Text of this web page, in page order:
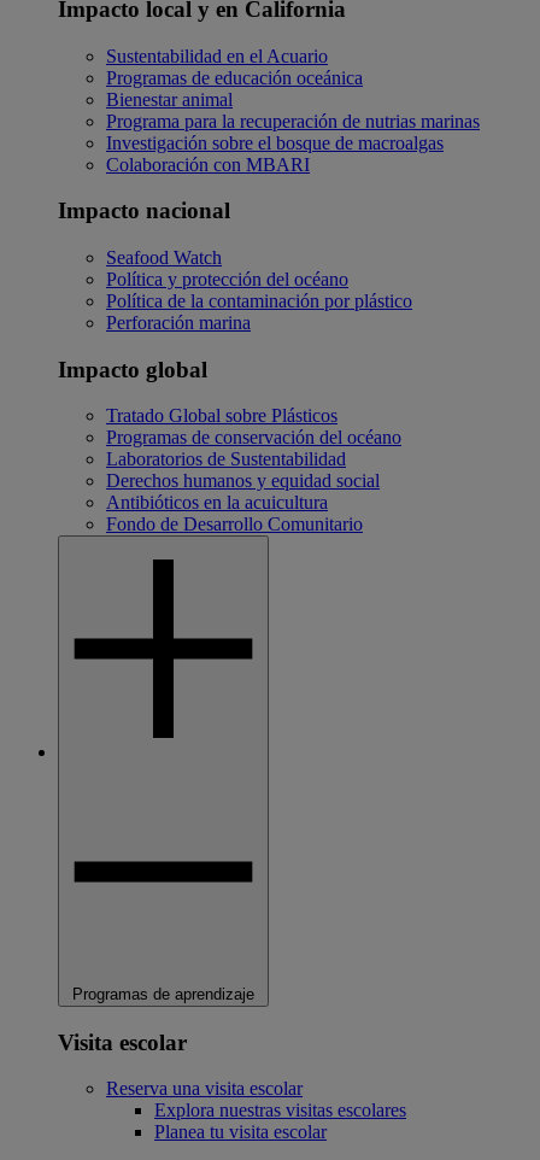
Impacto local y en California
Sustentabilidad en el Acuario
Programas de educación oceánica
Bienestar animal
Programa para la recuperación de nutrias marinas
Investigación sobre el bosque de macroalgas
Colaboración con MBARI
Impacto nacional
Seafood Watch
Política y protección del océano
Política de la contaminación por plástico
Perforación marina
Impacto global
Tratado Global sobre Plásticos
Programas de conservación del océano
Laboratorios de Sustentabilidad
Derechos humanos y equidad social
Antibióticos en la acuicultura
Fondo de Desarrollo Comunitario
Programas de aprendizaje
Visita escolar
Reserva una visita escolar
Explora nuestras visitas escolares
Planea tu visita escolar